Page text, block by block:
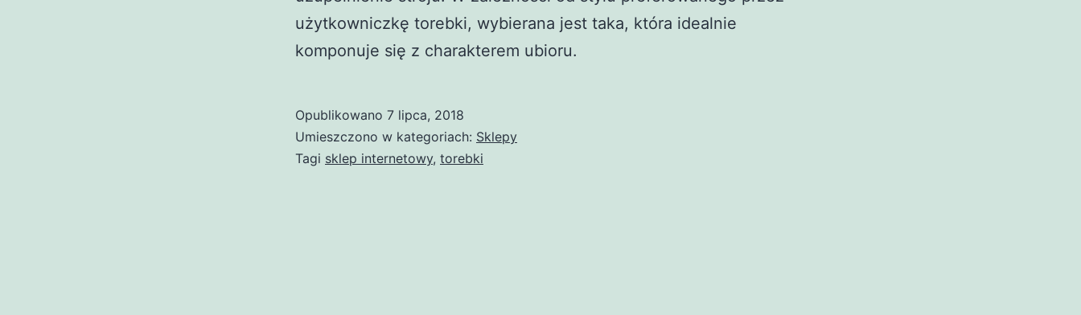
użytkowniczkę torebki, wybierana jest taka, która idealnie
komponuje się z charakterem ubioru.
Opublikowano 7 lipca, 2018
Umieszczono w kategoriach: Sklepy
Tagi sklep internetowy, torebki